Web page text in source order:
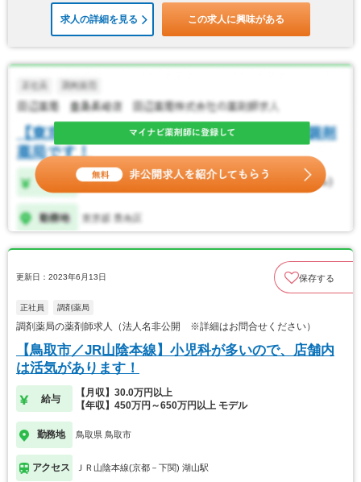
求人の詳細を見る この求人に興味がある
更新日：2023年6月13日 保存する
正社員 調剤薬局
調剤薬局の薬剤師求人（法人名非公開 ※詳細はお問合せください）
【鳥取市／JR山陰本線】小児科が多いので、店舗内
は活気があります！
給与
【月収】30.0万円以上
【年収】450万円～650万円以上 モデル
勤務地 鳥取県 鳥取市
アクセス ＪＲ山陰本線(京都－下関) 湖山駅